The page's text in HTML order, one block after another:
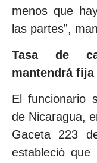
menos que
las partes”,
Tasa de
mantendrá fija
El funcionario
de Nicaragua,
Gaceta 223
estableció